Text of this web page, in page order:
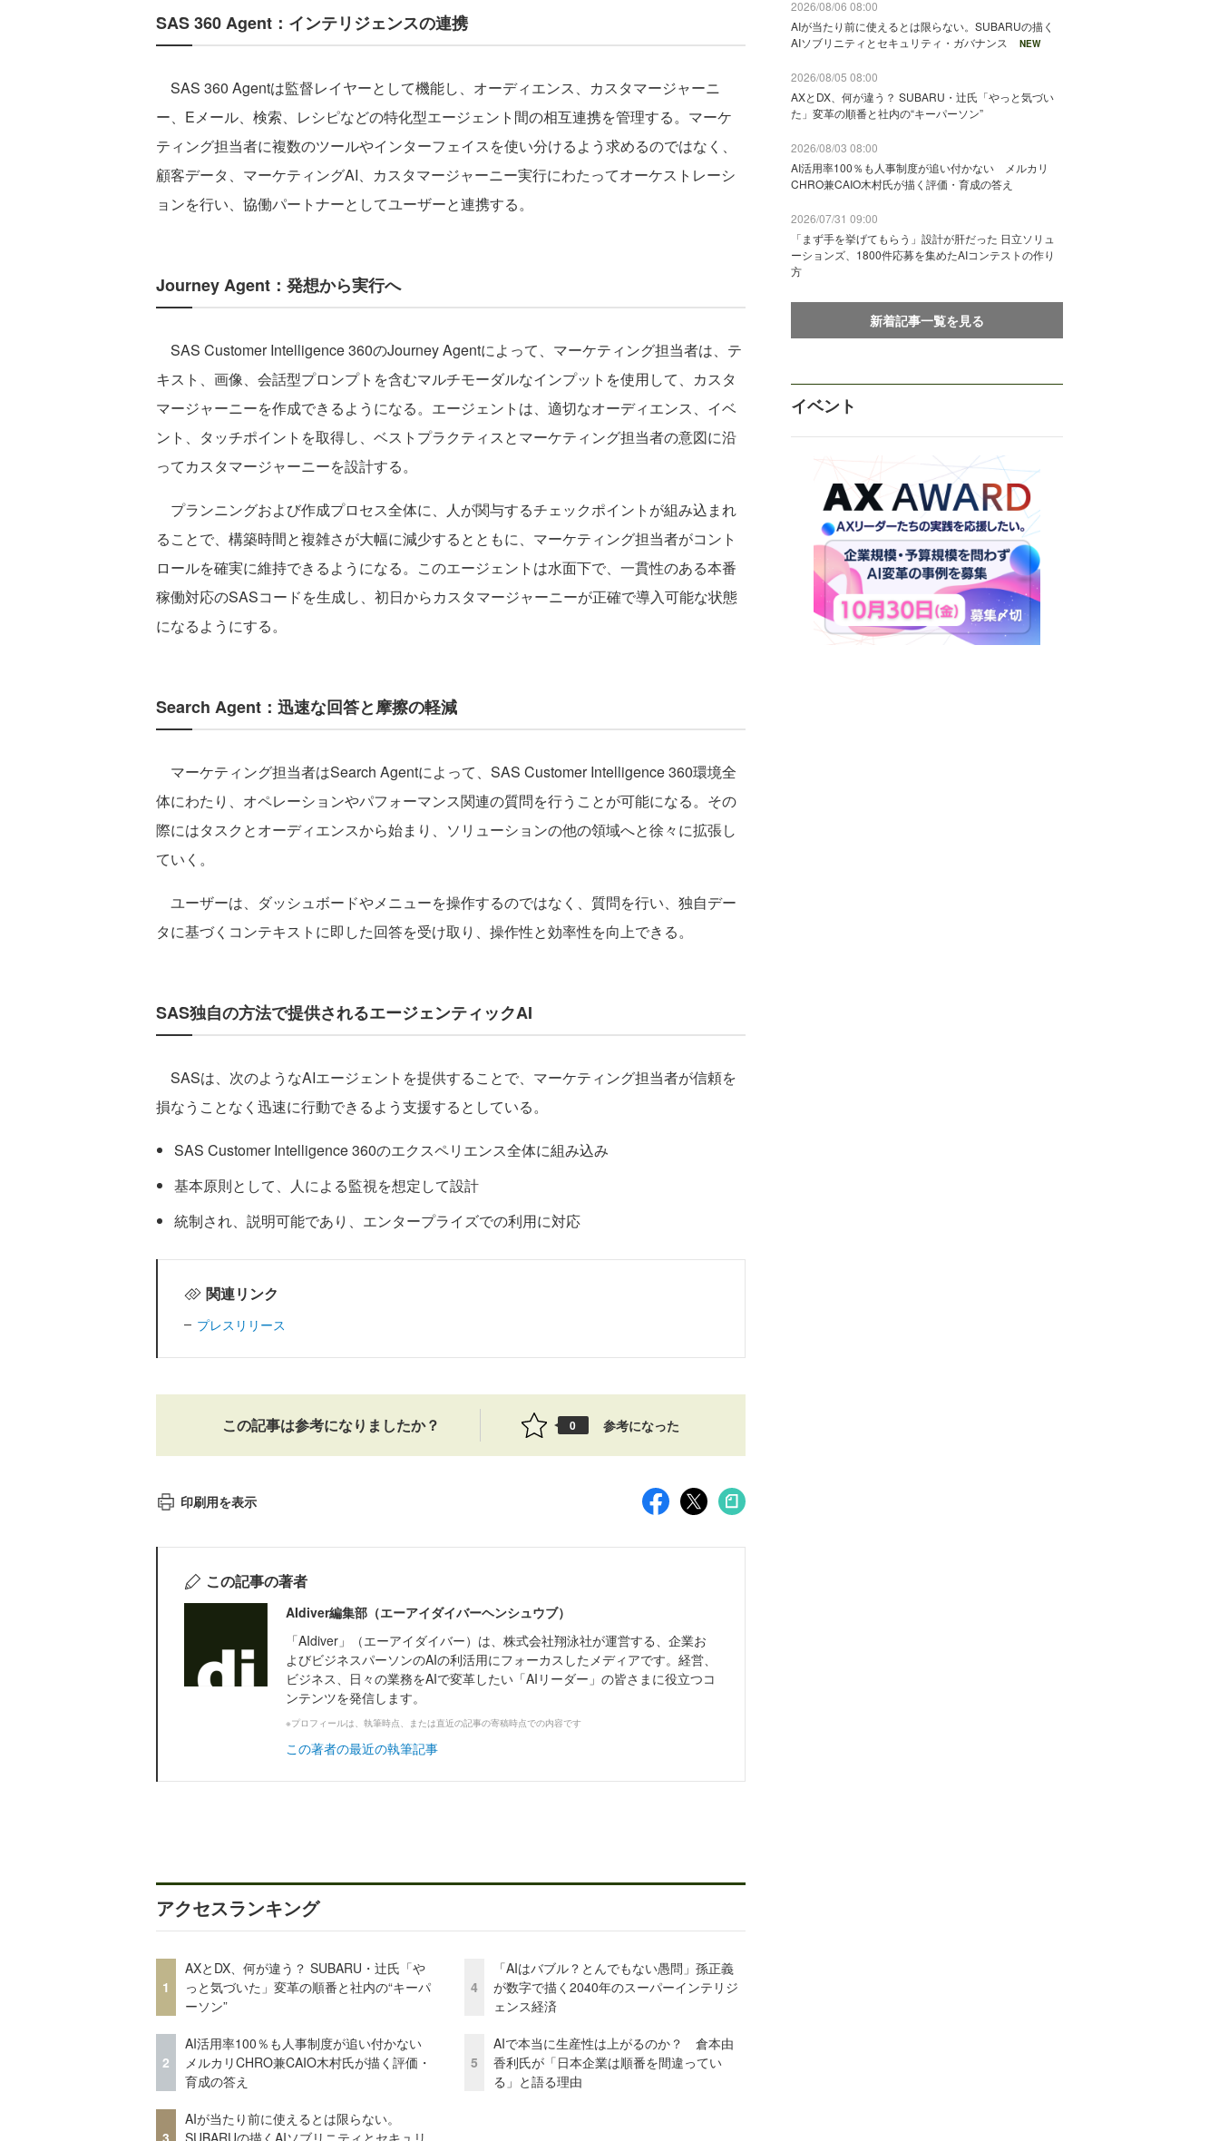
SAS 360 Agent：インテリジェンスの連携
SAS 360 Agentは監督レイヤーとして機能し、オーディエンス、カスタマージャーニ
ー、Eメール、検索、レシピなどの特化型エージェント間の相互連携を管理する。マーケ
ティング担当者に複数のツールやインターフェイスを使い分けるよう求めるのではなく、
顧客データ、マーケティングAI、カスタマージャーニー実行にわたってオーケストレーシ
ョンを行い、協働パートナーとしてユーザーと連携する。
Journey Agent：発想から実行へ
SAS Customer Intelligence 360のJourney Agentによって、マーケティング担当者は、テ
キスト、画像、会話型プロンプトを含むマルチモーダルなインプットを使用して、カスタ
マージャーニーを作成できるようになる。エージェントは、適切なオーディエンス、イベ
ント、タッチポイントを取得し、ベストプラクティスとマーケティング担当者の意図に沿
ってカスタマージャーニーを設計する。
プランニングおよび作成プロセス全体に、人が関与するチェックポイントが組み込まれ
ることで、構築時間と複雑さが大幅に減少するとともに、マーケティング担当者がコント
ロールを確実に維持できるようになる。このエージェントは水面下で、一貫性のある本番
稼働対応のSASコードを生成し、初日からカスタマージャーニーが正確で導入可能な状態
になるようにする。
Search Agent：迅速な回答と摩擦の軽減
マーケティング担当者はSearch Agentによって、SAS Customer Intelligence 360環境全
体にわたり、オペレーションやパフォーマンス関連の質問を行うことが可能になる。その
際にはタスクとオーディエンスから始まり、ソリューションの他の領域へと徐々に拡張し
ていく。
ユーザーは、ダッシュボードやメニューを操作するのではなく、質問を行い、独自デー
タに基づくコンテキストに即した回答を受け取り、操作性と効率性を向上できる。
SAS独自の方法で提供されるエージェンティックAI
SASは、次のようなAIエージェントを提供することで、マーケティング担当者が信頼を
損なうことなく迅速に行動できるよう支援するとしている。
SAS Customer Intelligence 360のエクスペリエンス全体に組み込み
基本原則として、人による監視を想定して設計
統制され、説明可能であり、エンタープライズでの利用に対応
関連リンク
プレスリリース
この記事は参考になりましたか？ 0 参考になった
印刷用を表示
この記事の著者
AIdiver編集部（エーアイダイバーヘンシュウブ）
「AIdiver」（エーアイダイバー）は、株式会社翔泳社が運営する、企業お
よびビジネスパーソンのAIの利活用にフォーカスしたメディアです。経営、
ビジネス、日々の業務をAIで変革したい「AIリーダー」の皆さまに役立つコ
ンテンツを発信します。
※プロフィールは、執筆時点、または直近の記事の寄稿時点での内容です
この著者の最近の執筆記事
アクセスランキング
1
AXとDX、何が違う？ SUBARU・辻氏「や
っと気づいた」変革の順番と社内の“キーパ
ーソン”
2
AI活用率100％も人事制度が追い付かない
メルカリCHRO兼CAIO木村氏が描く評価・
育成の答え
3
AIが当たり前に使えるとは限らない。
SUBARUの描くAIソブリニティとセキュリ
4
「AIはバブル？とんでもない愚問」孫正義
が数字で描く2040年のスーパーインテリジ
ェンス経済
5
AIで本当に生産性は上がるのか？ 倉本由
香利氏が「日本企業は順番を間違ってい
る」と語る理由
2026/08/06 08:00
AIが当たり前に使えるとは限らない。SUBARUの描く
AIソブリニティとセキュリティ・ガバナンス
NEW
2026/08/05 08:00
AXとDX、何が違う？ SUBARU・辻氏「やっと気づい
た」変革の順番と社内の“キーパーソン”
2026/08/03 08:00
AI活用率100％も人事制度が追い付かない メルカリ
CHRO兼CAIO木村氏が描く評価・育成の答え
2026/07/31 09:00
「まず手を挙げてもらう」設計が肝だった 日立ソリュ
ーションズ、1800件応募を集めたAIコンテストの作り
方
新着記事一覧を見る
イベント